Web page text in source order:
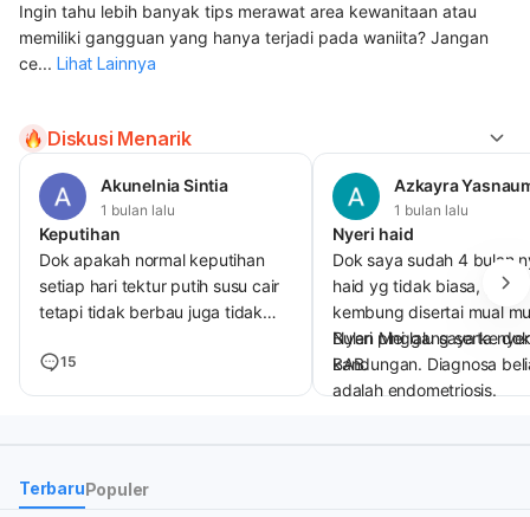
Diskusi Menarik
Akunelnia Sintia
1 bulan lalu
Keputihan
Dok apakah normal keputihan
setiap hari tektur putih susu cair
tetapi tidak berbau juga tidak
15
Azkayra
1 bulan lalu
Nyeri haid
Dok saya sudah 4 bulan
haid yg tidak biasa, perut
kembung disertai mual
Nyeri pinggang serta
BAB.
Bulan Mei lalu saya ke
kandungan. Diagnosa
adalah endometriosis.
TerbaruPopuler
Ingin tahu lebih banyak tips merawat area kewanitaan atau
memiliki gangguan yang hanya terjadi pada waniita? Jangan
ce... Lihat Lainnya